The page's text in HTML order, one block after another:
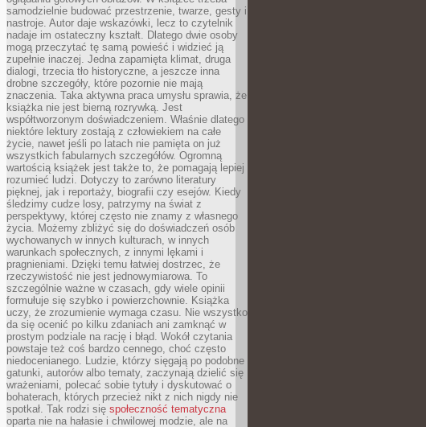
samodzielnie budować przestrzenie, twarze, gesty i
nastroje. Autor daje wskazówki, lecz to czytelnik
nadaje im ostateczny kształt. Dlatego dwie osoby
mogą przeczytać tę samą powieść i widzieć ją
zupełnie inaczej. Jedna zapamięta klimat, druga
dialogi, trzecia tło historyczne, a jeszcze inna
drobne szczegóły, które pozornie nie mają
znaczenia. Taka aktywna praca umysłu sprawia, że
książka nie jest bierną rozrywką. Jest
współtworzonym doświadczeniem. Właśnie dlatego
niektóre lektury zostają z człowiekiem na całe
życie, nawet jeśli po latach nie pamięta on już
wszystkich fabularnych szczegółów. Ogromną
wartością książek jest także to, że pomagają lepiej
rozumieć ludzi. Dotyczy to zarówno literatury
pięknej, jak i reportaży, biografii czy esejów. Kiedy
śledzimy cudze losy, patrzymy na świat z
perspektywy, której często nie znamy z własnego
życia. Możemy zbliżyć się do doświadczeń osób
wychowanych w innych kulturach, w innych
warunkach społecznych, z innymi lękami i
pragnieniami. Dzięki temu łatwiej dostrzec, że
rzeczywistość nie jest jednowymiarowa. To
szczególnie ważne w czasach, gdy wiele opinii
formułuje się szybko i powierzchownie. Książka
uczy, że zrozumienie wymaga czasu. Nie wszystko
da się ocenić po kilku zdaniach ani zamknąć w
prostym podziale na rację i błąd. Wokół czytania
powstaje też coś bardzo cennego, choć często
niedocenianego. Ludzie, którzy sięgają po podobne
gatunki, autorów albo tematy, zaczynają dzielić się
wrażeniami, polecać sobie tytuły i dyskutować o
bohaterach, których przecież nikt z nich nigdy nie
spotkał. Tak rodzi się społeczność tematyczna
oparta nie na hałasie i chwilowej modzie, ale na